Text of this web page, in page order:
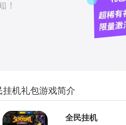
！
挂机礼包游戏简介
全民挂机